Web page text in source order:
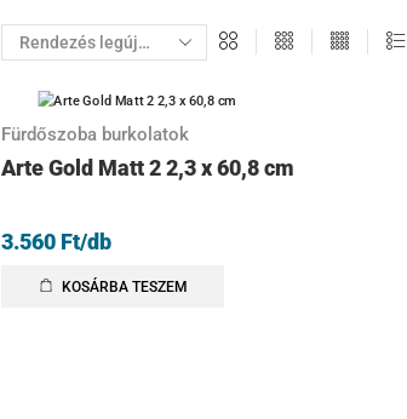
Fürdőszoba burkolatok
Arte Gold Matt 2 2,3 x 60,8 cm
3.560 Ft/db
KOSÁRBA TESZEM